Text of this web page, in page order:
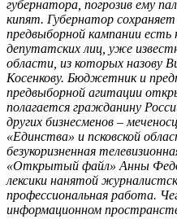
губернатора, погрозив ему
кипят. Губернатор
предвыборной кампании есть
депутатских лиц, уже
области, из которых назову
Косенкову. Бюджетник и
предвыборной агитации
полагается гражданину
других бизнесменов –
«Единства» и псковской
безукоризненная
«Открытый файл» Анны
лексики нанятой
профессиональная работа.
информационном